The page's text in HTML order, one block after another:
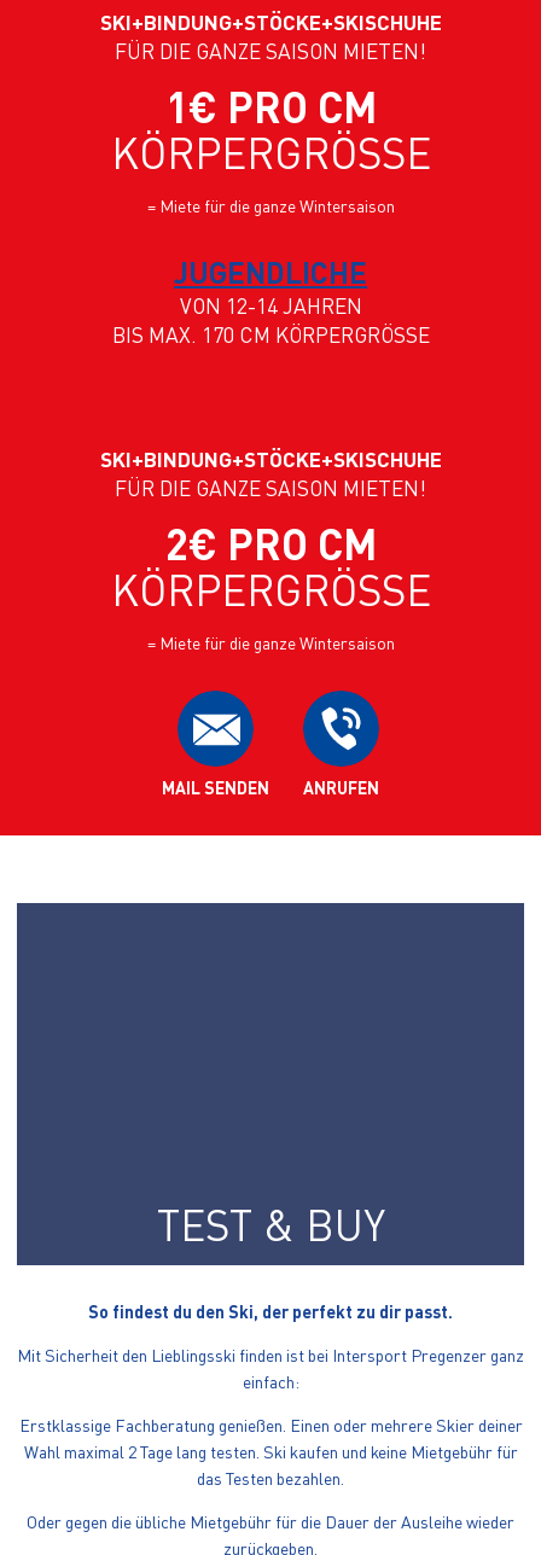
SKI+BINDUNG+STÖCKE+SKISCHUHE
FÜR DIE GANZE SAISON MIETEN!
1€ PRO CM
KÖRPERGRÖSSE
= Miete für die ganze Wintersaison
JUGENDLICHE
VON 12-14 JAHREN
BIS MAX. 170 CM KÖRPERGRÖSSE
SKI+BINDUNG+STÖCKE+SKISCHUHE
FÜR DIE GANZE SAISON MIETEN!
2€ PRO CM
KÖRPERGRÖSSE
= Miete für die ganze Wintersaison
MAIL SENDEN ANRUFEN
TEST & BUY
So findest du den Ski, der perfekt zu dir passt.
Mit Sicherheit den Lieblingsski finden ist bei Intersport Pregenzer ganz
einfach:
Erstklassige Fachberatung genießen. Einen oder mehrere Skier deiner
Wahl maximal 2 Tage lang testen. Ski kaufen und keine Mietgebühr für
das Testen bezahlen.
Oder gegen die übliche Mietgebühr für die Dauer der Ausleihe wieder
zurückgeben.